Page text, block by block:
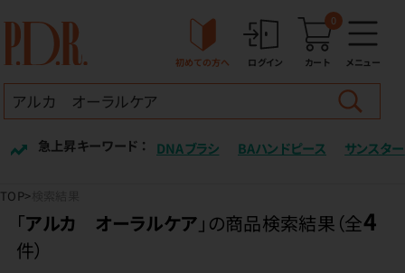
初めての方へ ログイン カート
0
メニュー
急上昇キーワード ： DNAブラシ BAハンドピース サンスター
TOP
「アルカ オーラルケア 」の商品検索結果（全4
件）